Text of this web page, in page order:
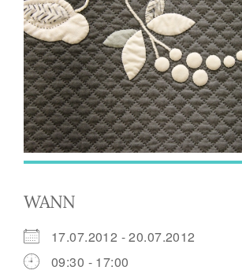
WANN
17.07.2012 - 20.07.2012
09:30 - 17:00